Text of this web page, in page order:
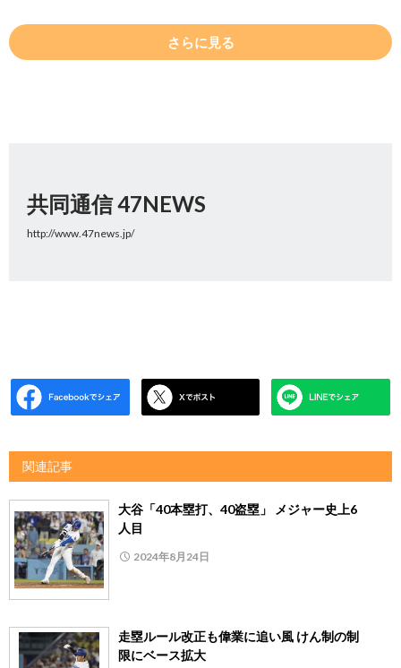
さらに見る
共同通信 47NEWS
http://www.47news.jp/
関連記事
大谷「40本塁打、40盗塁」 メジャー史上6
人目
2024年8月24日
走塁ルール改正も偉業に追い風 けん制の制
限にベース拡大